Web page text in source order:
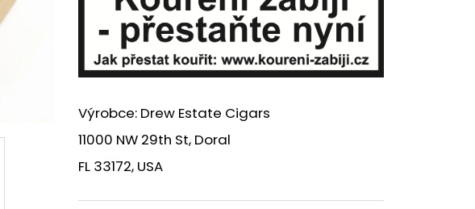
Výrobce: Drew Estate Cigars
11000 NW 29th St, Doral
FL 33172, USA
UMNUM CAŇONAZO NIKARAGUA